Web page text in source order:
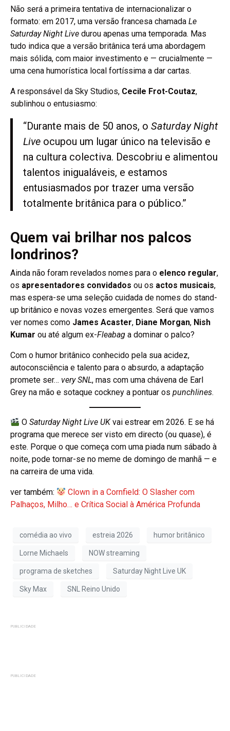
Não será a primeira tentativa de internacionalizar o
formato: em 2017, uma versão francesa chamada Le
Saturday Night Live durou apenas uma temporada. Mas
tudo indica que a versão britânica terá uma abordagem
mais sólida, com maior investimento e — crucialmente —
uma cena humorística local fortíssima a dar cartas.
A responsável da Sky Studios, Cecile Frot-Coutaz,
sublinhou o entusiasmo:
“Durante mais de 50 anos, o Saturday Night
Live ocupou um lugar único na televisão e
na cultura colectiva. Descobriu e alimentou
talentos inigualáveis, e estamos
entusiasmados por trazer uma versão
totalmente britânica para o público.”
Quem vai brilhar nos palcos
londrinos?
Ainda não foram revelados nomes para o elenco regular,
os apresentadores convidados ou os actos musicais,
mas espera-se uma seleção cuidada de nomes do stand-
up britânico e novas vozes emergentes. Será que vamos
ver nomes como James Acaster, Diane Morgan, Nish
Kumar ou até algum ex-Fleabag a dominar o palco?
Com o humor britânico conhecido pela sua acidez,
autoconsciência e talento para o absurdo, a adaptação
promete ser… very SNL, mas com uma chávena de Earl
Grey na mão e sotaque cockney a pontuar os punchlines.
OSaturday Night Live UKvai estrear em 2026. E se há
programa que merece ser visto em directo (ou quase), é
este. Porque o que começa com uma piada num sábado à
noite, pode tornar-se no meme de domingo de manhã — e
na carreira de uma vida.
ver também:
Clown in a Cornfield: O Slasher com
Palhaços, Milho… e Crítica Social à América Profunda
comédia ao vivo estreia 2026 humor britânico
Lorne Michaels NOW streaming
programa de sketches Saturday Night Live UK
Sky Max SNL Reino Unido
PUBLICIDADE
PUBLICIDADE